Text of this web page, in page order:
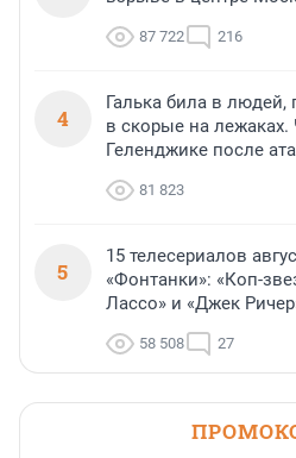
87 722 216
4
Галька била в людей,
в скорые на лежаках.
Геленджике после
81 823
5
15 телесериалов
«Фонтанки»: «Коп-
Лассо» и «Джек
58 508 27